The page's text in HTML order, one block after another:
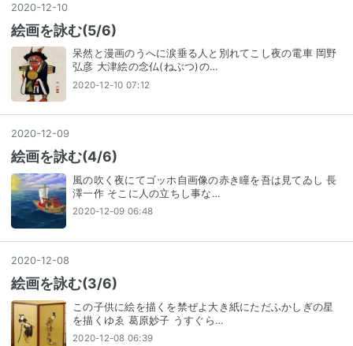
2020-12-10
絵画を詠む(5/6)
呆然と漫画のうへに涙垂る人と別れてこし夜の電車 岡野
弘彦 大津絵の念仏(ねぶつ)の…
2020-12-10 07:12
2020-12-09
絵画を詠む(4/6)
風の吹く夜にてゴッホ自画像の赤き瞳を吾は見てゐし 長
澤一作 そこに人の立ちし事な…
2020-12-09 06:48
2020-12-08
絵画を詠む(3/6)
この子供に絵を描くを禁ぜよ大き紙にただふかしぎの星
を描くゆゑ 葛原妙子 うすぐら…
2020-12-08 06:39